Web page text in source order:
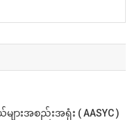
ားအစည်းအရုံး ( AASYC )